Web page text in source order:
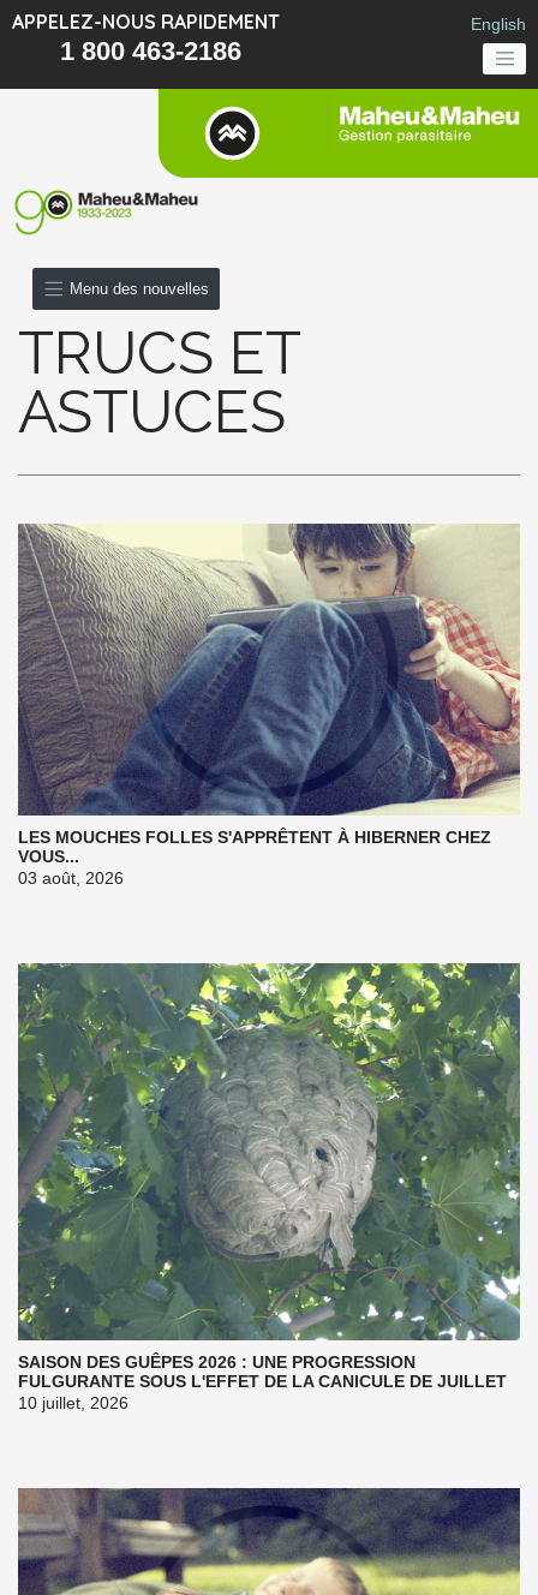
APPELEZ-NOUS RAPIDEMENT
1 800 463-2186
English
TRUCS ET
ASTUCES
Menu des nouvelles
LES MOUCHES FOLLES S'APPRÊTENT À HIBERNER CHEZ
VOUS...
03 août, 2026
SAISON DES GUÊPES 2026 : UNE PROGRESSION
FULGURANTE SOUS L'EFFET DE LA CANICULE DE JUILLET
10 juillet, 2026